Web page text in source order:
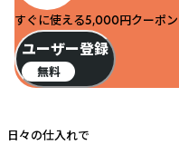
すぐに使える5,000円クーポン
ユーザー登録
無料
日々の仕入れで